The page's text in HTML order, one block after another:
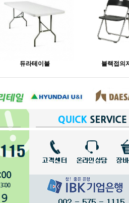
듀라테이블 블랙접의